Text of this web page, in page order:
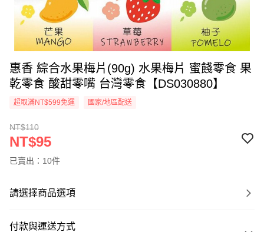
惠香 綜合水果梅片(90g) 水果梅片 蜜餞零食 果
乾零食 酸甜零嘴 台灣零食【DS030880】
超取滿NT$599免運 國家/地區配送
NT$110
NT$95
已賣出：10件
請選擇商品選項
付款與運送方式